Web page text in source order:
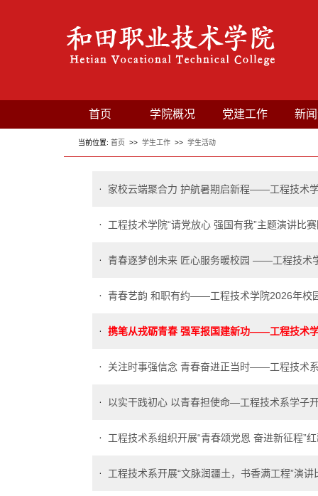
首页 学院概况 党建工作 新
当前位置: 首页 >> 学生工作 >> 学生活动
家校云端聚合力 护航暑期启新程——工程技术
工程技术学院“请党放心 强国有我”主题演讲比
青春逐梦创未来 匠心服务暖校园 ——工程技术
青春艺韵 和职有约——工程技术学院2026年校
携笔从戎砺青春 强军报国建新功——工程技术
关注时事强信念 青春奋进正当时——工程技术
以实干践初心 以青春担使命—工程技术系学子
工程技术系组织开展“青春颂党恩 奋进新征程”
工程技术系开展“文脉润疆土，书香满工程”演讲